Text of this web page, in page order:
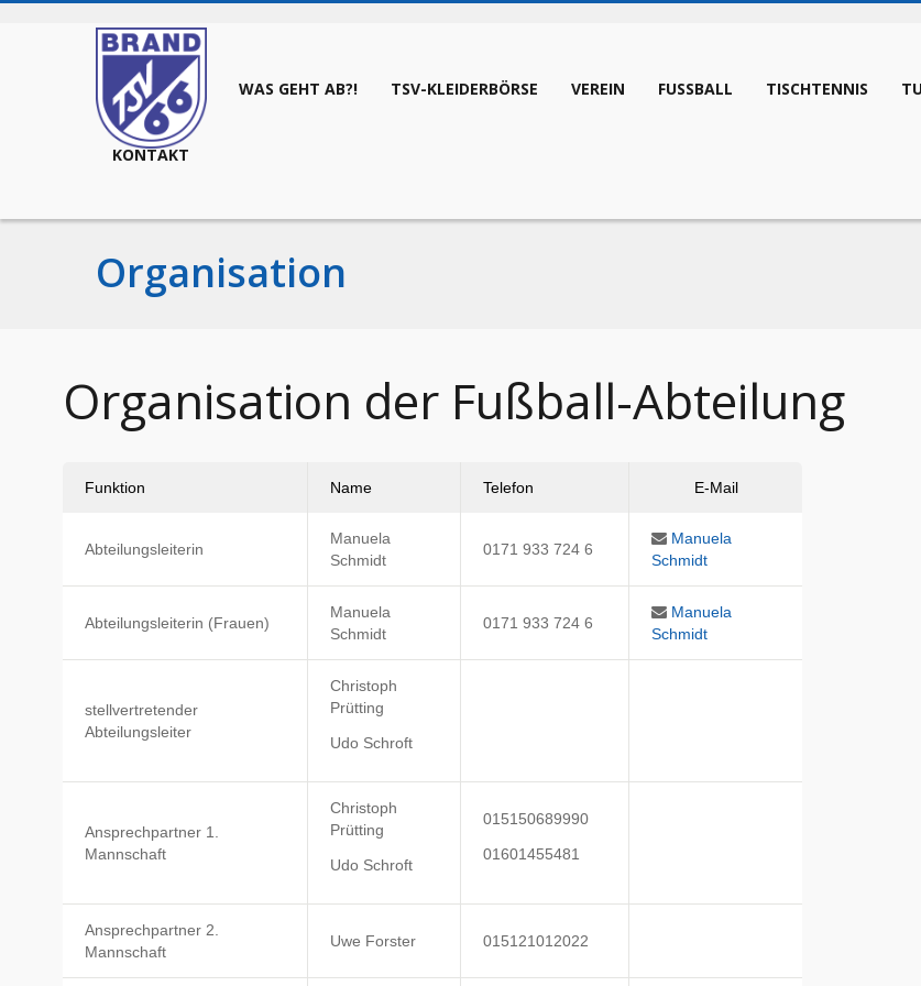
STARTSEITE WAS GEHT AB?! TSV-KLEIDERBÖRSE VEREIN FUSSBALL TISCHTENNIS
KONTAKT
Organisation
Organisation der Fußball-Abteilung
Funktion Name Telefon E-Mail
Abteilungsleiterin
Manuela
Schmidt
0171 933 724 6
Manuela
Schmidt
Abteilungsleiterin (Frauen)
Manuela
Schmidt
0171 933 724 6
Manuela
Schmidt
stellvertretender
Abteilungsleiter
Christoph
Prütting
Udo Schroft
Ansprechpartner 1.
Mannschaft
Christoph
Prütting
Udo Schroft
015150689990
01601455481
Ansprechpartner 2.
Mannschaft
Uwe Forster 015121012022